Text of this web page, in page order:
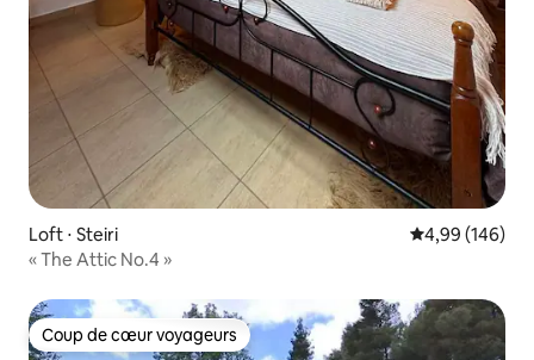
Loft ⋅ Steiri Évaluation
4,99 (146)
« The Attic No.4 »
Coup de cœur voyageurs
Coup de cœur voyageurs